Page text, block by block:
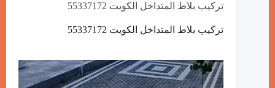
تركيب بلاط المتداخل الكويت 55337172
تركيب بلاط المتداخل الكويت 55337172